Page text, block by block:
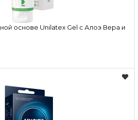
основе Unilatex Gel с Алоэ Вера и